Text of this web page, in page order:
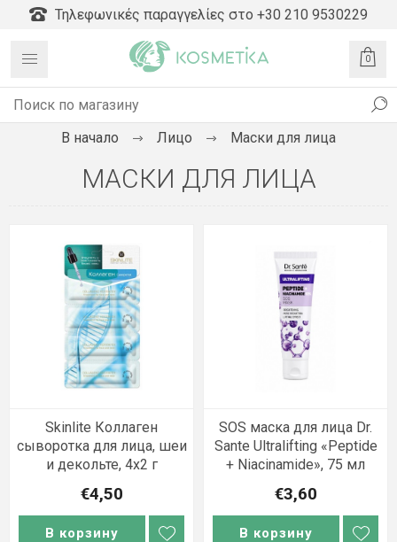
Τηλεφωνικές παραγγελίες στο +30 210 9530229
0
В начало Лицо Маски для лица
МАСКИ ДЛЯ ЛИЦА
Skinlite Коллаген
сыворотка для лица, шеи
и декольте, 4x2 г
€4,50
В корзину
SOS маска для лица Dr.
Sante Ultralifting «Peptide
+ Niacinamide», 75 мл
€3,60
В корзину